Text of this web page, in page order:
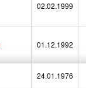
02.02.1999
01.12.1992
24.01.1976